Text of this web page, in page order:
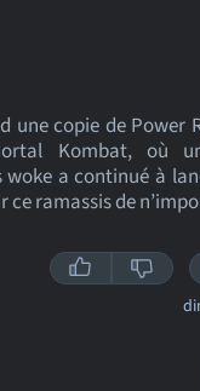
une copie de Power
Kombat, où
a continué à
ce ramassis de